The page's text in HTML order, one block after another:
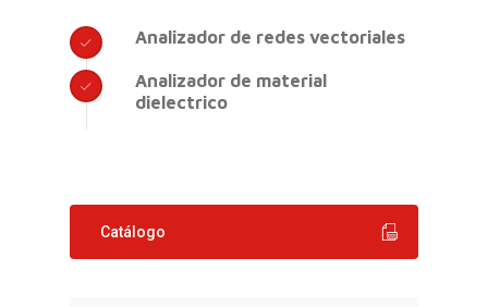
Analizador de redes vectoriales
Analizador de material
dielectrico
Catálogo